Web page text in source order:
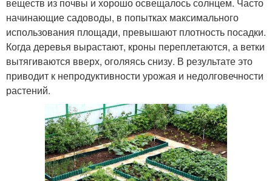
начинающие садоводы, в попытках максимального
использования площади, превышают плотность посадки.
Когда деревья вырастают, кроны переплетаются, а ветки
вытягиваются вверх, оголяясь снизу. В результате это
приводит к непродуктивности урожая и недолговечности
растений.